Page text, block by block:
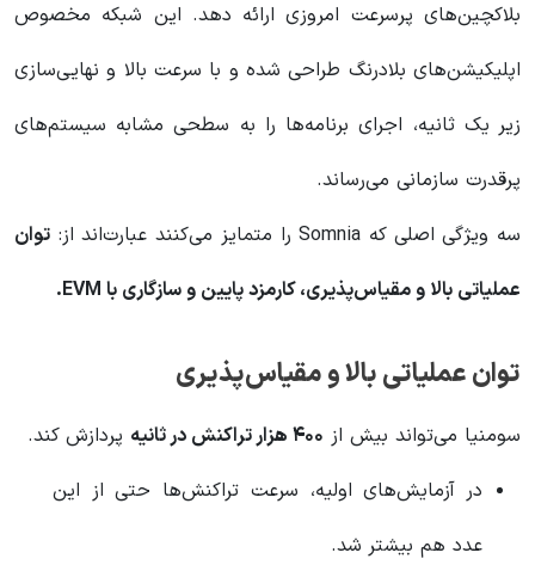
بلاکچین‌های پرسرعت امروزی ارائه دهد. این شبکه مخصوص
اپلیکیشن‌های بلادرنگ طراحی شده و با سرعت بالا و نهایی‌سازی
زیر یک ثانیه، اجرای برنامه‌ها را به سطحی مشابه سیستم‌های
پرقدرت سازمانی می‌رساند.
سه ویژگی اصلی که Somnia را متمایز می‌کنند عبارت‌اند از:
توان
عملیاتی بالا و مقیاس‌پذیری، کارمزد پایین و سازگاری با EVM.
توان عملیاتی بالا و مقیاس‌پذیری
سومنیا می‌تواند بیش از ۴۰۰ هزار تراکنش در ثانیه
پردازش کند.
در آزمایش‌های اولیه، سرعت تراکنش‌ها حتی از این
عدد هم بیشتر شد.